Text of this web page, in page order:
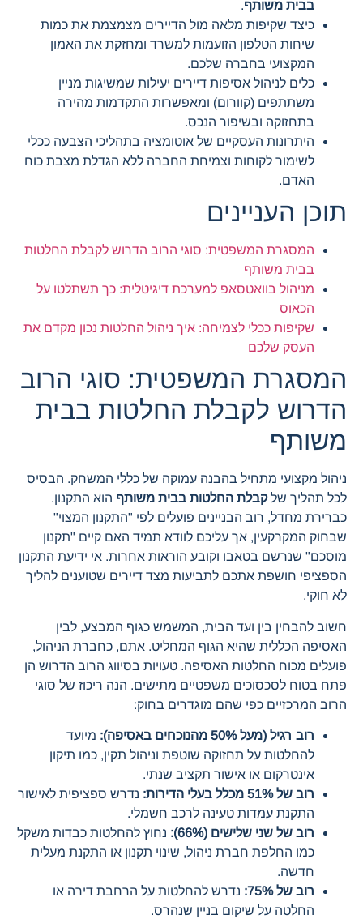
בבית משותף.
כיצד שקיפות מלאה מול הדיירים מצמצמת את כמות
שיחות הטלפון הזועמות למשרד ומחזקת את האמון
המקצועי בחברה שלכם.
כלים לניהול אסיפות דיירים יעילות שמשיגות מניין
משתתפים (קוורום) ומאפשרות התקדמות מהירה
בתחזוקה ובשיפור הנכס.
היתרונות העסקיים של אוטומציה בתהליכי הצבעה ככלי
לשימור לקוחות וצמיחת החברה ללא הגדלת מצבת כוח
האדם.
תוכן העניינים
המסגרת המשפטית: סוגי הרוב הדרוש לקבלת החלטות
בבית משותף
מניהול בוואטסאפ למערכת דיגיטלית: כך תשתלטו על
הכאוס
שקיפות ככלי לצמיחה: איך ניהול החלטות נכון מקדם את
העסק שלכם
המסגרת המשפטית: סוגי הרוב
הדרוש לקבלת החלטות בבית
משותף
ניהול מקצועי מתחיל בהבנה עמוקה של כללי המשחק. הבסיס
לכל תהליך שלקבלת החלטות בבית משותף הוא התקנון.
כברירת מחדל, רוב הבניינים פועלים לפי "התקנון המצוי"
שבחוק המקרקעין, אך עליכם לוודא תמיד האם קיים "תקנון
מוסכם" שנרשם בטאבו וקובע הוראות אחרות. אי ידיעת התקנון
הספציפי חושפת אתכם לתביעות מצד דיירים שטוענים להליך
לא חוקי.
חשוב להבחין בין ועד הבית, המשמש כגוף המבצע, לבין
האסיפה הכללית שהיא הגוף המחליט. אתם, כחברת הניהול,
פועלים מכוח החלטות האסיפה. טעויות בסיווג הרוב הדרוש הן
פתח בטוח לסכסוכים משפטיים מתישים. הנה ריכוז של סוגי
הרוב המרכזיים כפי שהם מוגדרים בחוק:
רוב רגיל (מעל 50% מהנוכחים באסיפה):
מיועד
להחלטות על תחזוקה שוטפת וניהול תקין, כמו תיקון
אינטרקום או אישור תקציב שנתי.
רוב של 51% מכלל בעלי הדירות:
נדרש ספציפית לאישור
התקנת עמדות טעינה לרכב חשמלי.
רוב של שני שלישים (66%):
נחוץ להחלטות כבדות משקל
כמו החלפת חברת ניהול, שינוי תקנון או התקנת מעלית
חדשה.
רוב של 75%:
נדרש להחלטות על הרחבת דירה או
החלטה על שיקום בניין שנהרס.